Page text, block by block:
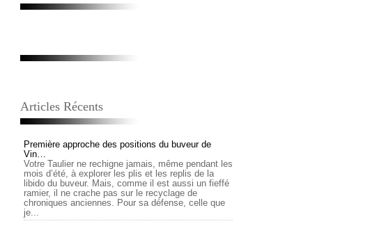
Articles Récents
Première approche des positions du buveur de
Vin…
Votre Taulier ne rechigne jamais, même pendant les
mois d’été, à explorer les plis et les replis de la
libido du buveur. Mais, comme il est aussi un fieffé
ramier, il ne crache pas sur le recyclage de
chroniques anciennes. Pour sa défense, celle que
je...